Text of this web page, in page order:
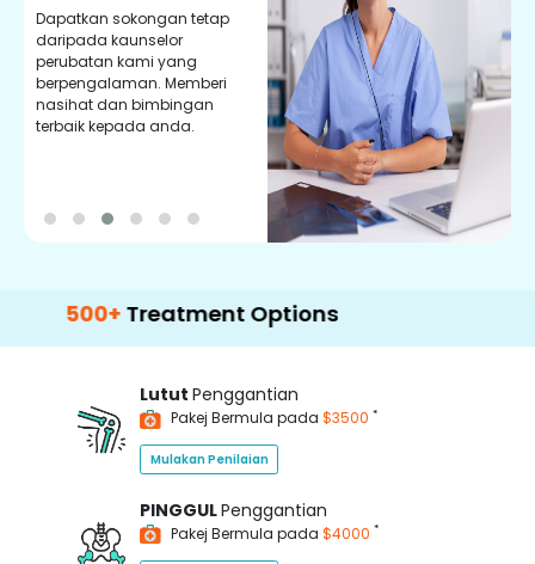
Dapatkan sokongan tetap
daripada kaunselor
perubatan kami yang
berpengalaman. Memberi
nasihat dan bimbingan
terbaik kepada anda.
Treatment Options
Lutut Penggantian
Pakej Bermula pada $3500 *
Mulakan Penilaian
PINGGULPenggantian
Pakej Bermula pada $4000 *